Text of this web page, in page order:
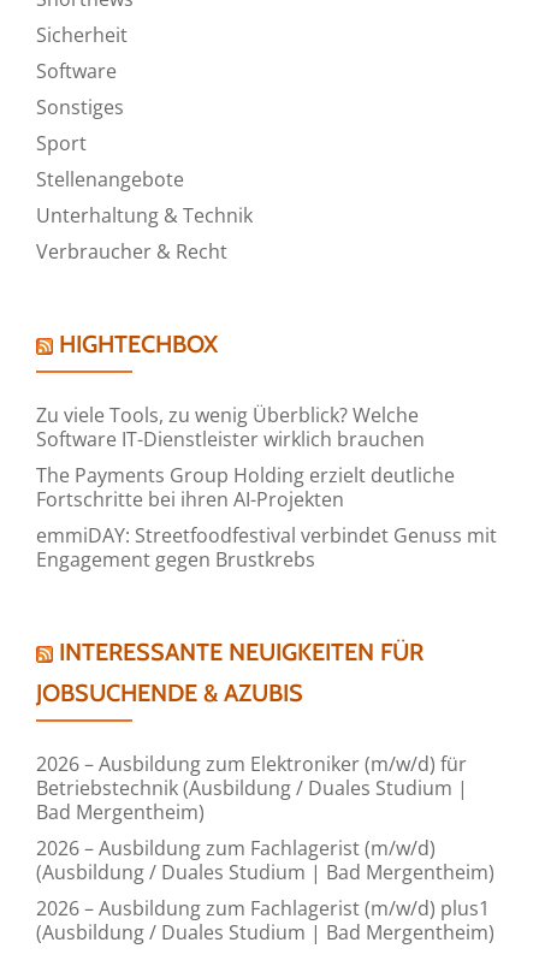
Sicherheit
Software
Sonstiges
Sport
Stellenangebote
Unterhaltung & Technik
Verbraucher & Recht
HIGHTECHBOX
Zu viele Tools, zu wenig Überblick? Welche
Software IT-Dienstleister wirklich brauchen
The Payments Group Holding erzielt deutliche
Fortschritte bei ihren AI-Projekten
emmiDAY: Streetfoodfestival verbindet Genuss mit
Engagement gegen Brustkrebs
INTERESSANTE NEUIGKEITEN FÜR
JOBSUCHENDE & AZUBIS
2026 – Ausbildung zum Elektroniker (m/w/d) für
Betriebstechnik (Ausbildung / Duales Studium |
Bad Mergentheim)
2026 – Ausbildung zum Fachlagerist (m/w/d)
(Ausbildung / Duales Studium | Bad Mergentheim)
2026 – Ausbildung zum Fachlagerist (m/w/d) plus1
(Ausbildung / Duales Studium | Bad Mergentheim)